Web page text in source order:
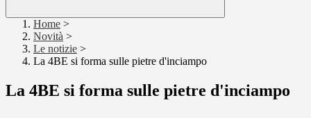
Home >
Novità >
Le notizie >
La 4BE si forma sulle pietre d'inciampo
La 4BE si forma sulle pietre d'inciampo